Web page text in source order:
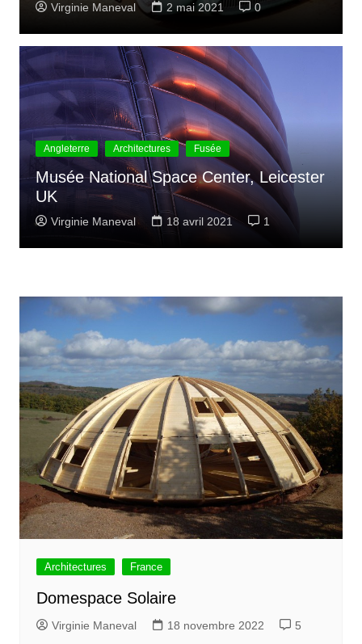
Virginie Maneval 2 mai 2021 0
Angleterre Architectures Fusée
Musée National Space Center, Leicester
UK
Virginie Maneval 18 avril 2021 1
Architectures France
Domespace Solaire
Virginie Maneval 18 novembre 2022 5